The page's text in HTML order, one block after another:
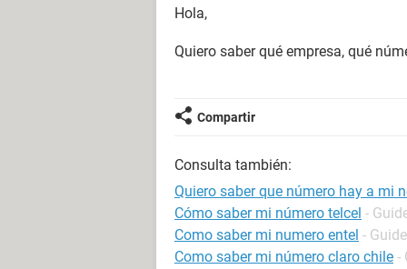
Hola,
Quiero saber qué empresa, qué
Compartir
Consulta también:
Quiero saber que número hay a mi
Cómo saber mi número telcel -
Como saber mi numero entel - Guide
Como saber mi número claro chile -